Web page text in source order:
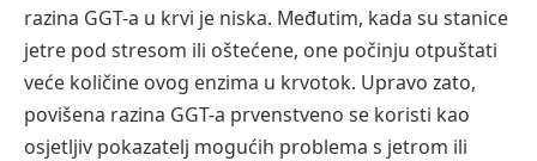
razina GGT-a u krvi je niska. Međutim, kada su stanice
jetre pod stresom ili oštećene, one počinju otpuštati
veće količine ovog enzima u krvotok. Upravo zato,
povišena razina GGT-a prvenstveno se koristi kao
osjetljiv pokazatelj mogućih problema s jetrom ili